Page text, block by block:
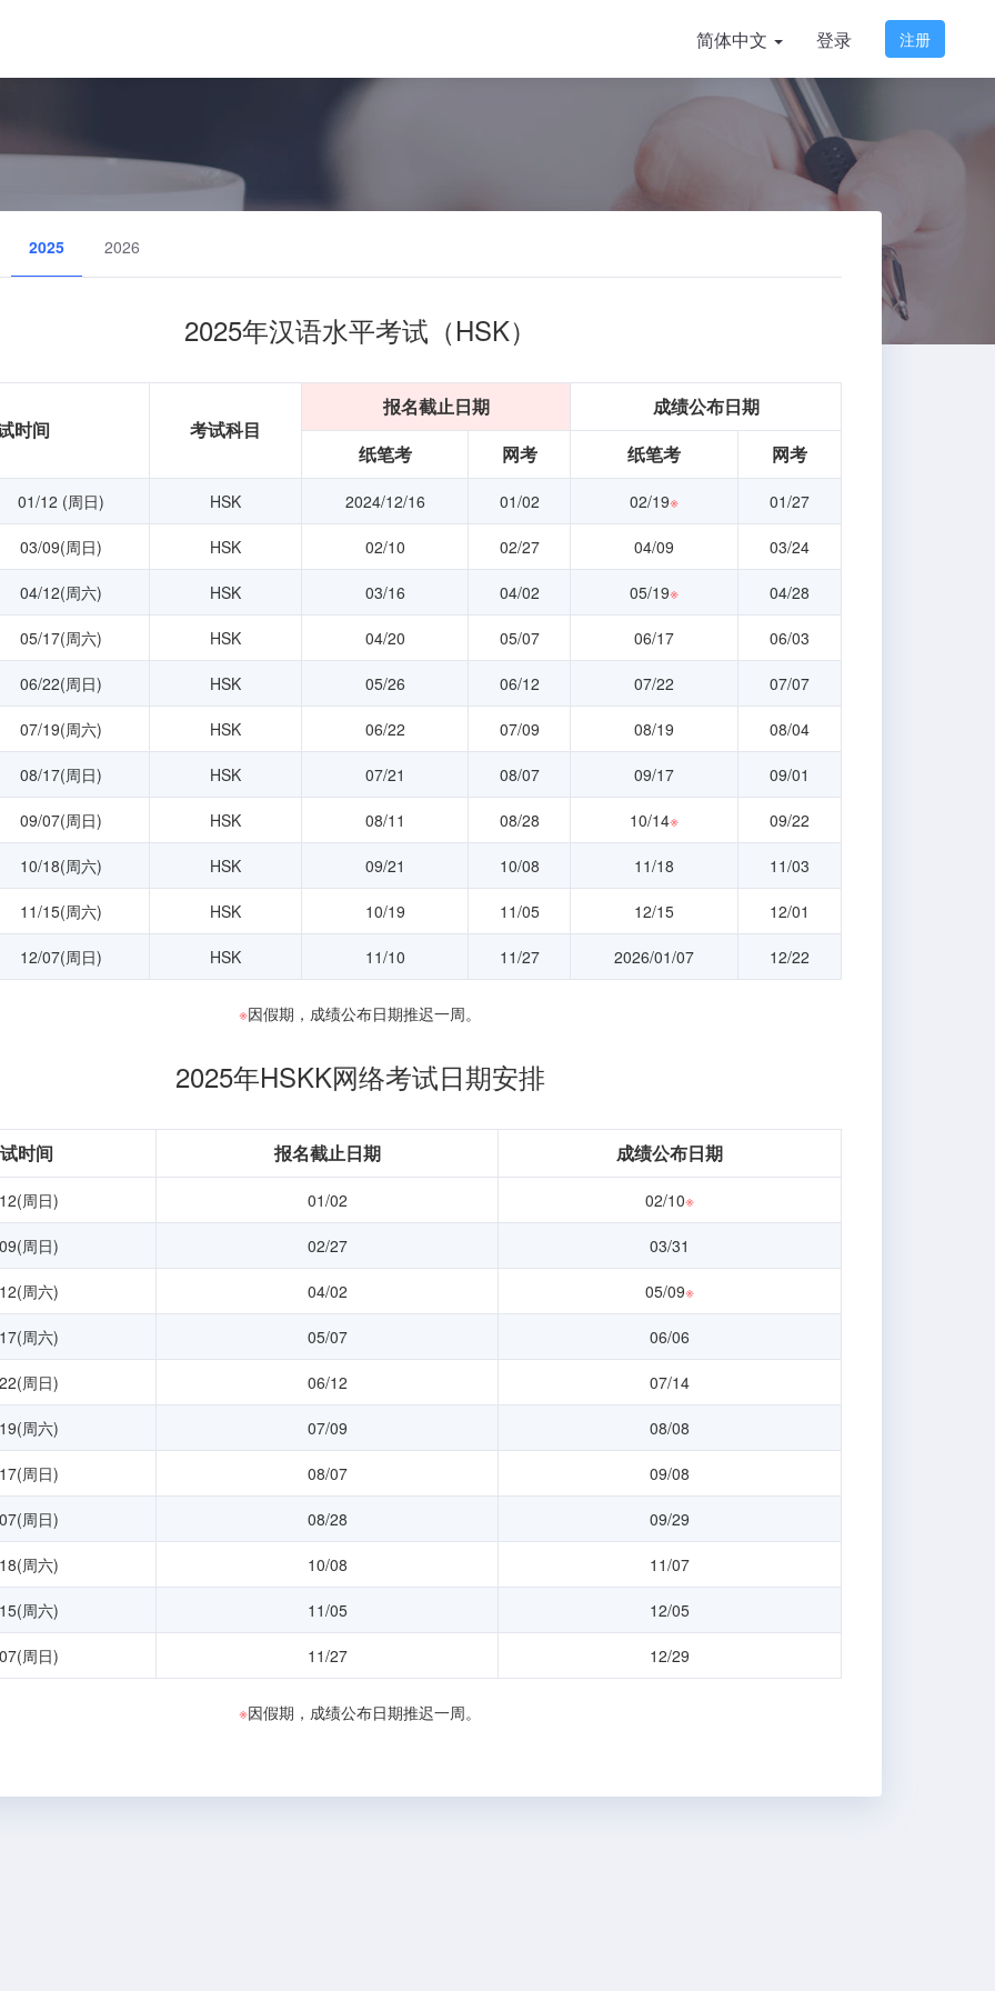
简体中文 登录 注册
2025 2026
2025年汉语水平考试（HSK）
时间 考试科目
报名截止日期
成绩公布日期
纸笔考
网考 纸笔考 网考
01/12 (周日) HSK 2024/12/16 01/02 02/19※ 01/27
03/09(周日) HSK 02/10 02/27 04/09 03/24
04/12(周六) HSK 03/16 04/02 05/19※ 04/28
05/17(周六) HSK 04/20 05/07 06/17 06/03
06/22(周日) HSK 05/26 06/12 07/22 07/07
07/19(周六) HSK 06/22 07/09 08/19 08/04
08/17(周日) HSK 07/21 08/07 09/17 09/01
09/07(周日) HSK 08/11 08/28 10/14※ 09/22
10/18(周六) HSK 09/21 10/08 11/18 11/03
11/15(周六) HSK 10/19 11/05 12/15 12/01
12/07(周日) HSK 11/10 11/27 2026/01/07 12/22
※因假期，成绩公布日期推迟一周。
2025年HSKK网络考试日期安排
时间 报名截止日期 成绩公布日期
周日) 01/02 02/10※
周日) 02/27 03/31
周六) 04/02 05/09※
周六) 05/07 06/06
周日) 06/12 07/14
周六) 07/09 08/08
周日) 08/07 09/08
周日) 08/28 09/29
周六) 10/08 11/07
周六) 11/05 12/05
周日) 11/27 12/29
※因假期，成绩公布日期推迟一周。